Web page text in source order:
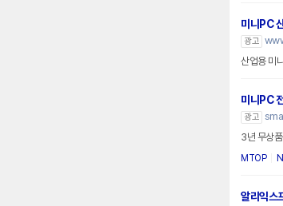
미니PC
광고
산업용 미
미니PC
광고
3년 무상
MTOP
알리익스